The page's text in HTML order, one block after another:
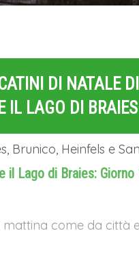
DI NATALE
IL LAGO DI BRAIES
Brunico, Heinfels e
il Lago di Braies: Giorno
come da città